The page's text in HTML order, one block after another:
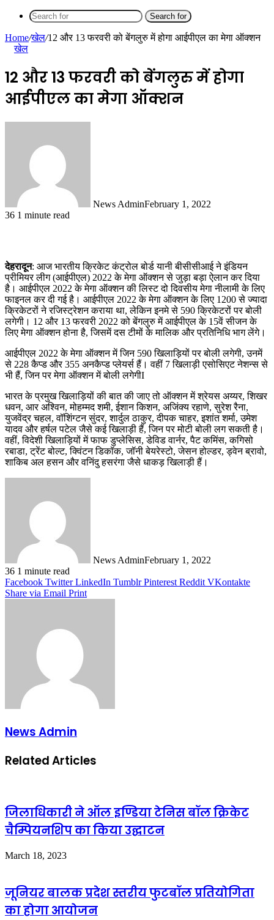
Search for
Home/खेल/12 और 13 फरवरी को बेंगलुरु में होगा आईपीएल का मेगा ऑक्शन
खेल
12 और 13 फरवरी को बेंगलुरु में होगा
आईपीएल का मेगा ऑक्शन
News AdminFebruary 1, 2022
36 1 minute read
देहरादून: आज भारतीय क्रिकेट कंट्रोल बोर्ड यानी बीसीसीआई ने इंडियन
प्रीमियर लीग (आईपीएल) 2022 के मेगा ऑक्शन से जुड़ा बड़ा ऐलान कर दिया
है। आईपीएल 2022 के मेगा ऑक्शन की लिस्ट दो दिवसीय मेगा नीलामी के लिए
फाइनल कर दी गई है। आईपीएल 2022 के मेगा ऑक्शन के लिए 1200 से ज्यादा
क्रिकेटरों ने रजिस्ट्रेशन कराया था, लेकिन इनमे से 590 क्रिकेटरों पर बोली
लगेगी। 12 और 13 फरवरी 2022 को बेंगलुरु में आईपीएल के 15वें सीजन के
लिए मेगा ऑक्शन होना है, जिसमें दस टीमों के मालिक और प्रतिनिधि भाग लेंगे।
आईपीएल 2022 के मेगा ऑक्शन में जिन 590 खिलाड़ियों पर बोली लगेगी, उनमें
से 228 कैप्ड और 355 अनकैप्ड प्लेयर्स हैं। वहीं 7 खिलाड़ी एसोसिएट नेशन्स से
भी हैं, जिन पर मेगा ऑक्शन में बोली लगेगीI
भारत के प्रमुख खिलाड़ियों की बात की जाए तो ऑक्शन में श्रेयस अय्यर, शिखर
धवन, आर अश्विन, मोहम्मद शमी, ईशान किशन, अजिंक्य रहाणे, सुरेश रैना,
युजवेंद्र चहल, वॉशिंग्टन सुंदर, शार्दुल ठाकुर, दीपक चाहर, इशांत शर्मा, उमेश
यादव और हर्षल पटेल जैसे कई खिलाड़ी हैं, जिन पर मोटी बोली लग सकती है।
वहीं, विदेशी खिलाड़ियों में फाफ डुप्लेसिस, डेविड वार्नर, पैट कमिंस, कगिसो
रबाडा, ट्रेंट बोल्ट, क्विंटन डिकॉक, जॉनी बेयरेस्टो, जेसन होल्डर, ड्वेन ब्रावो,
शाकिब अल हसन और वनिंदु हसरंगा जैसे धाकड़ खिलाड़ी हैं।
News AdminFebruary 1, 2022
36 1 minute read
Facebook Twitter LinkedIn Tumblr Pinterest Reddit VKontakte
Share via Email Print
News Admin
Related Articles
जिलाधिकारी ने ऑल इण्डिया टेनिस बॉल क्रिकेट
चैम्पियनशिप का किया उद्घाटन
March 18, 2023
जूनियर बालक प्रदेश स्तरीय फुटबॉल प्रतियोगिता
का होगा आयोजन